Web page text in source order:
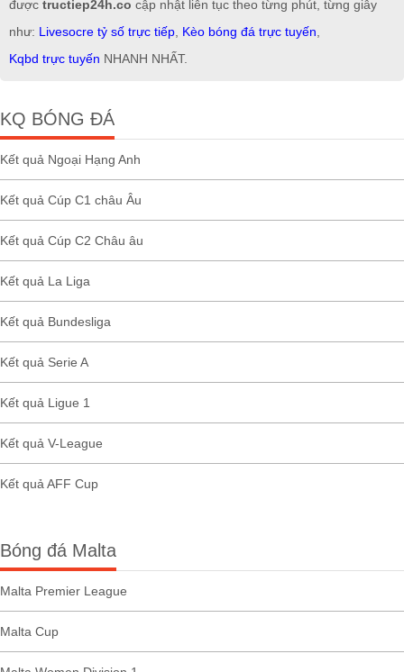
được tructiep24h.co cập nhật liên tục theo từng phút, từng giây
như: Livesocre tỷ số trực tiếp Kèo bóng đá trực tuyến
Kqbd trực tuyến NHANH NHẤT.
KQ BÓNG ĐÁ
Kết quả Ngoại Hạng Anh
Kết quả Cúp C1 châu Âu
Kết quả Cúp C2 Châu âu
Kết quả La Liga
Kết quả Bundesliga
Kết quả Serie A
Kết quả Ligue 1
Kết quả V-League
Kết quả AFF Cup
Bóng đá Malta
Malta Premier League
Malta Cup